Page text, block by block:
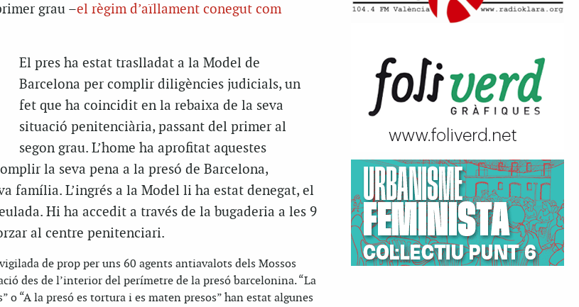
grau –el règim d’aïllament conegut com
El pres ha estat traslladat a la Model de
Barcelona per complir diligències judicials, un
fet que ha coincidit en la rebaixa de la seva
situació penitenciària, passant del primer al
segon grau. L’home ha aprofitat aquestes
la seva pena a la presó de Barcelona,
família. L’ingrés a la Model li ha estat denegat, el
Hi ha accedit a través de la bugaderia a les 9
al centre penitenciari.
de prop per uns 60 agents antiavalots dels Mossos
des de l’interior del perímetre de la presó barcelonina. “La
o “A la presó es tortura i es maten presos” han estat algunes